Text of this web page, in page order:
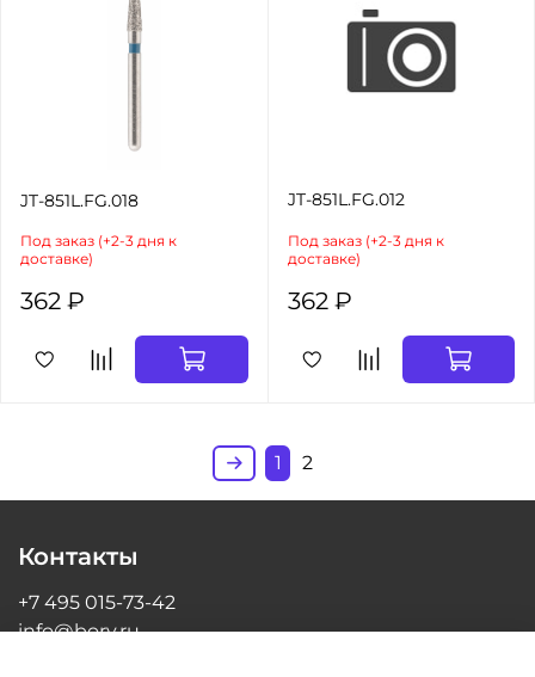
JT-851L.FG.018
Под заказ (+2-3 дня к
доставке)
362 ₽
JT-851L.FG.012
Под заказ (+2-3 дня к
доставке)
362 ₽
1 2
Контакты
+7 495 015-73-42
info@bory.ru